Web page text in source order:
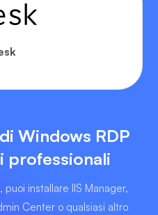
Windows RDP
professionali
puoi installare IIS Manager,
Center o qualsiasi altro